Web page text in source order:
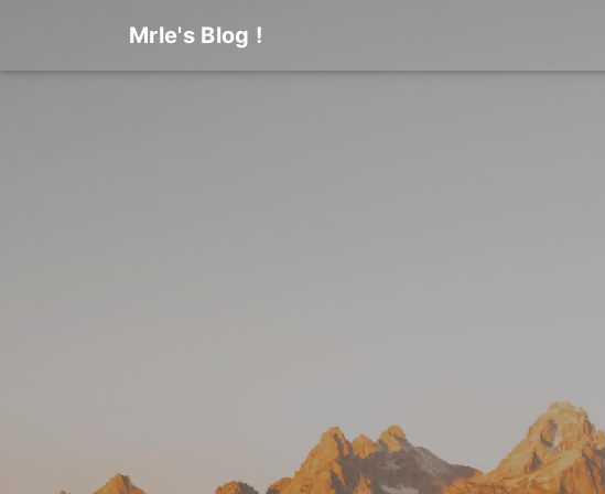
Mrle's Blog !